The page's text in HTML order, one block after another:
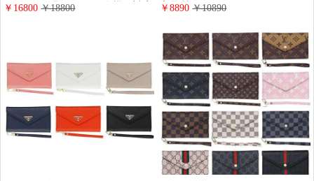
ンド LV 金具ロゴ付き 全機種対応
行り 上品 彼女へのプレゼント 送
料無料
￥16800￥18800
高品質 フェンディ iPhone
イフォン 12スマホケース 全機種
対応 欧米風
￥8890￥10890